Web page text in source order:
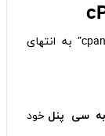
گام اول: نام وب‌سایت خود را با افزودن “/cpanel” به انتهای
سی پنل خود